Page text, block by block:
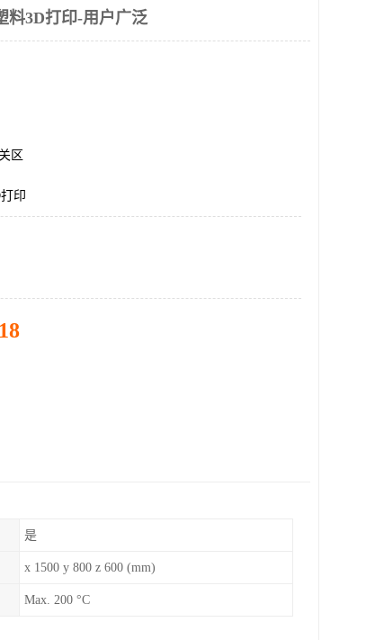
料3D打印-用户广泛
区
印
是
x 1500 y 800 z 600 (mm)
Max. 200 °C